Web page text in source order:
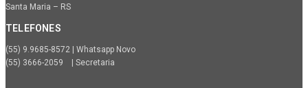
Santa Maria – RS
TELEFONES
(55) 9.9685-8572 | Whatsapp Novo
(55) 3666-2059 | Secretaria